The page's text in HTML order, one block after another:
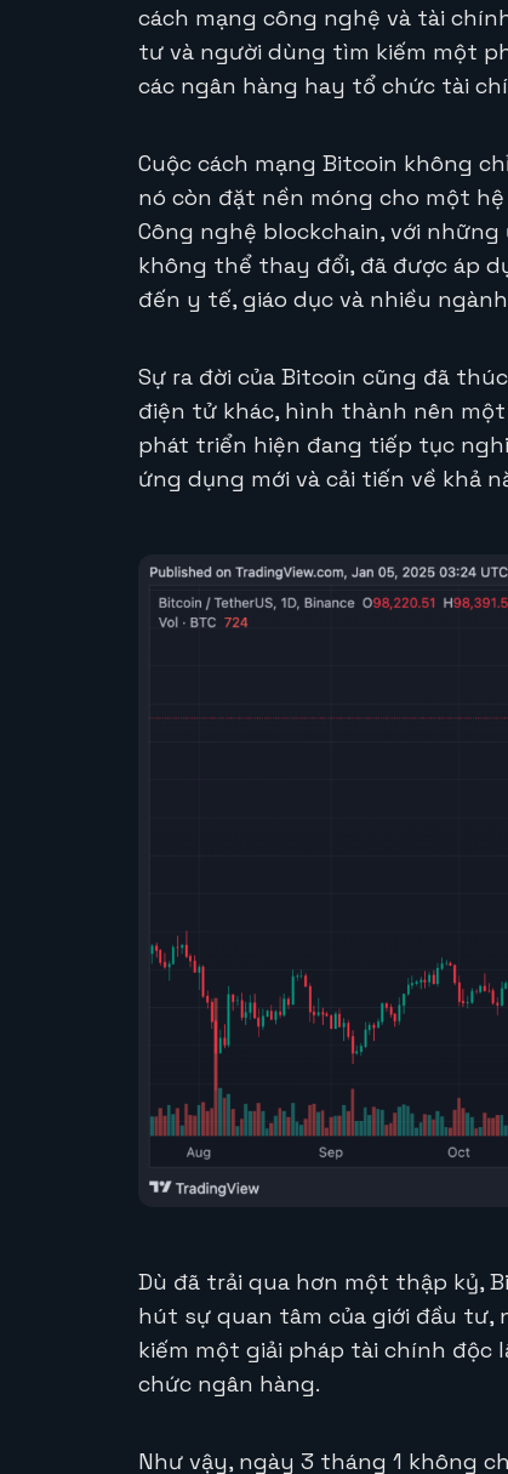
cách mạng công nghệ và tài
tư và người dùng tìm kiếm một
các ngân hàng hay tổ chức tài
Cuộc cách mạng Bitcoin không
nó còn đặt nền móng cho một
Công nghệ blockchain, với
không thể thay đổi, đã được áp
đến y tế, giáo dục và nhiều
Sự ra đời của Bitcoin cũng đã
điện tử khác, hình thành nên
phát triển hiện đang tiếp tục
ứng dụng mới và cải tiến về khả
Dù đã trải qua hơn một thập kỷ,
hút sự quan tâm của giới đầu tư,
kiếm một giải pháp tài chính độc
chức ngân hàng.
Như vậy, ngày 3 tháng 1 không